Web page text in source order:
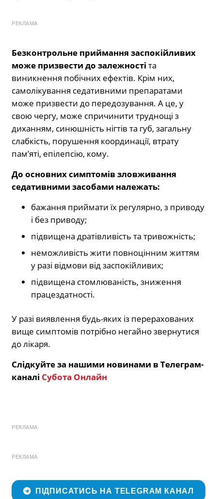
РЕКЛАМА
Безконтрольне приймання заспокійливих
може призвести до залежності та
виникнення побічних ефектів. Крім них,
самолікування седативними препаратами
може призвести до передозування. А це, у
свою чергу, може спричинити труднощі з
диханням, синюшність нігтів та губ, загальну
слабкість, порушення координації, втрату
пам’яті, епілепсію, кому.
До основних симптомів зловживання
седативними засобами належать:
бажання приймати їх регулярно, з приводу
і без приводу;
підвищена дратівливість та тривожність;
неможливість жити повноцінним життям
у разі відмови від заспокійливих;
підвищена стомлюваність, зниження
працездатності.
У разі виявлення будь-яких із перерахованих
вище симптомів потрібно негайно звернутися
до лікаря.
Слідкуйте за нашими новинами в Телеграм-
каналі Субота Онлайн
РЕКЛАМА
РЕКЛАМА
ПІДПИСАТИСЬ НА TELEGRAM КАНАЛ